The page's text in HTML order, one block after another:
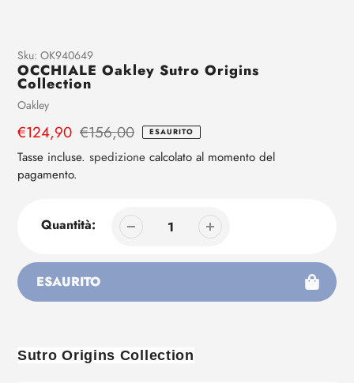
Aggiunta
di
prodotto
al
tuo
carrello
Sku: OK940649
OCCHIALE Oakley Sutro Origins
Collection
Venditrice
Oakley
Prezzo
di
vendita
€124,90
Prezzo
regolare
€156,00 ESAURITO
Tasse incluse. spedizione calcolato al momento del
pagamento.
Quantità:
ESAURITO
prodotto
Sutro Origins Collection